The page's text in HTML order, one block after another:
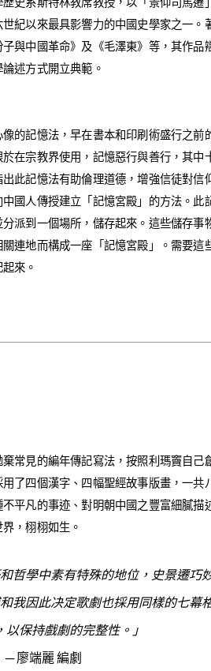
紀以來最具影響力的中國史學家之一。
與中國革命》及《毛澤東》等，其作品
述方式開立典範。
的記憶法，早在書本和印刷術盛行之前
在宗教界使用，記憶惡行與​​善行，其中
此記憶法有助倫理道德，增強信徒對信
國人傳授建立「記憶宮殿」的方法。此
派到一個場所，儲存起來。這些儲存事
連地而構成一座「記憶宮殿」。需要這
來。
常見的編年傳記寫法，按照利瑪竇自己
了四個漢字、四幅聖經故事版畫，一共
平凡的事迹、對明朝中國之豐富細膩描
，栩栩如生。
哲學中素有特殊的地位，史景遷巧
我因此决定歌劇也採用同樣的七幕
以保持戲劇的完整性。」
─ 廖端麗 編劇